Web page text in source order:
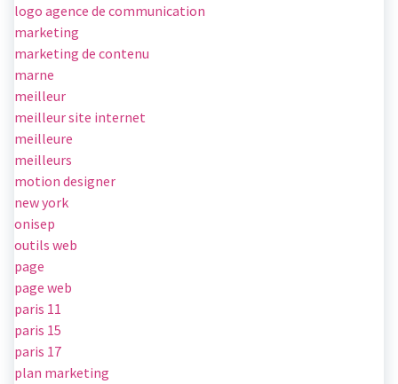
logo agence de communication
marketing
marketing de contenu
marne
meilleur
meilleur site internet
meilleure
meilleurs
motion designer
new york
onisep
outils web
page
page web
paris 11
paris 15
paris 17
plan marketing